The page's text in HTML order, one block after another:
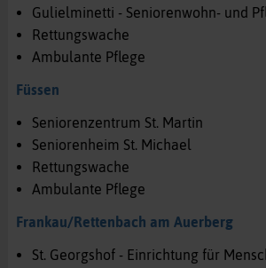
Gulielminetti - Seniorenwohn- und
Rettungswache
Ambulante Pflege
Füssen
Seniorenzentrum St. Martin
Seniorenheim St. Michael
Rettungswache
Ambulante Pflege
Frankau/Rettenbach am Auerberg
St. Georgshof - Einrichtung für